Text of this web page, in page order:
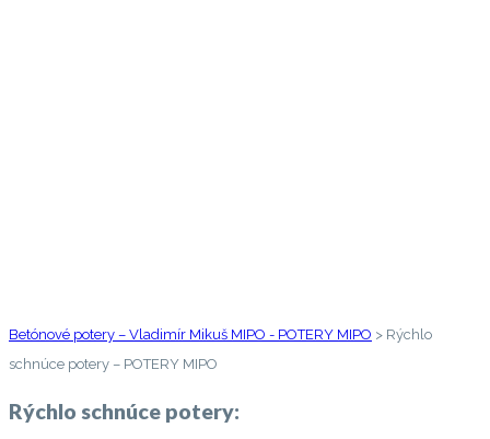
Betónové potery – Vladimír Mikuš MIPO - POTERY MIPO > Rýchlo
schnúce potery – POTERY MIPO
Rýchlo schnúce potery: